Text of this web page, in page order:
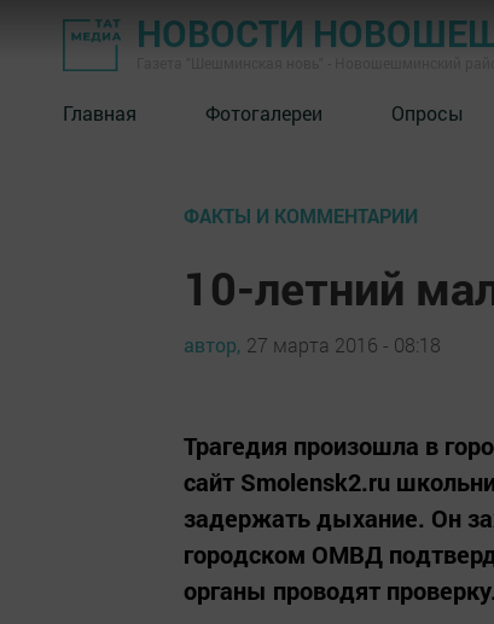
НОВОСТИ
Главная Фотогалереи Опросы
ФАКТЫ И КОММЕНТАРИИ
10-летний
автор, 27 марта 2016 - 08:18
Трагедия произошла в
сайт Smolensk2.ru
задержать дыхание. Он
городском ОМВД
органы проводят проверку.